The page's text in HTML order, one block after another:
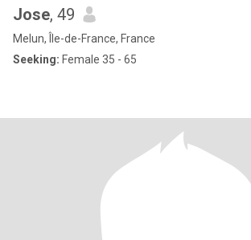
Jose, 49
Melun, Île-de-France, France
Seeking: Female 35 - 65